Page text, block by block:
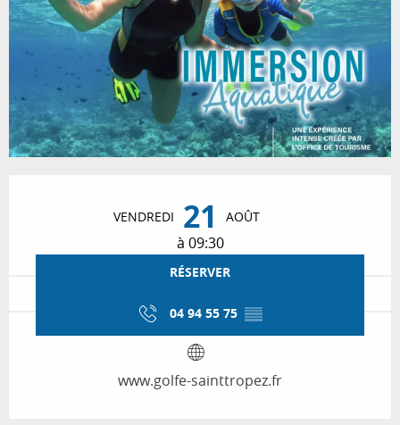
VENDREDI 21 AOÛT
à 09:30
RÉSERVER
04 94 55 75 ▒▒
www.golfe-sainttropez.fr